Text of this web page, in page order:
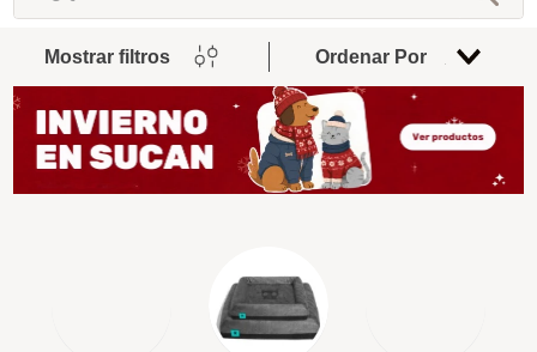
Mostrar filtros Ordenar Por
Relevancia